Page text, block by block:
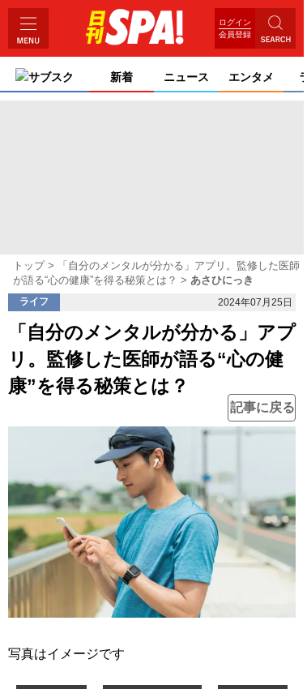
ログイン
会員登録
サブスク 新着 ニュース エンタメ
トップ
「自分のメンタルが分かる」アプリ。監修した医師
が語る“心の健康”を得る秘策とは？
あさひにっき
ライフ 2024年07月25日
「自分のメンタルが分かる」アプ
リ。監修した医師が語る“心の健
康”を得る秘策とは？
記事に戻る
写真はイメージです